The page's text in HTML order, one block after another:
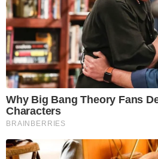
Why Big Bang Theory Fans
Characters
BRAINBERRIES